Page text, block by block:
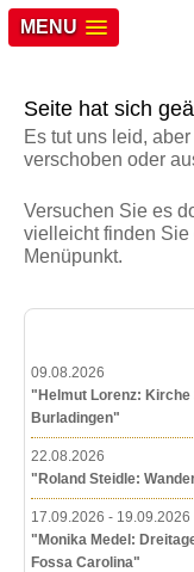
MENU
Seite hat sich
Es tut uns leid,
verschoben oder
Versuchen Sie es
vielleicht finden Sie
Menüpunkt.
09.08.2026
"Helmut Lorenz: Kirche
Burladingen"
22.08.2026
"Roland Steidle:
17.09.2026 - 19.09.2026
"Monika Medel:
Fossa Carolina"